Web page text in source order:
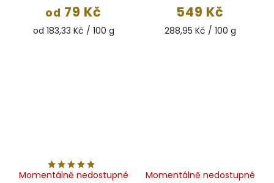
od 79 Kč
od 183,33 Kč / 100 g
549 Kč
288,95 Kč / 100 g
Momentálně nedostupné Momentálně nedostupné